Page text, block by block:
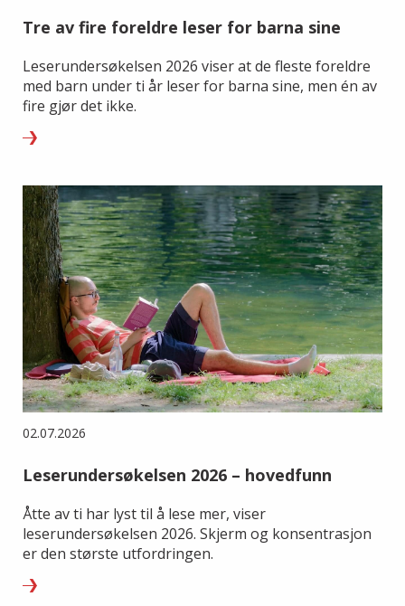
Tre av fire foreldre leser for barna sine
Leserundersøkelsen 2026 viser at de fleste foreldre
med barn under ti år leser for barna sine, men én av
fire gjør det ikke.
02.07.2026
Leserundersøkelsen 2026 – hovedfunn
Åtte av ti har lyst til å lese mer, viser
leserundersøkelsen 2026. Skjerm og konsentrasjon
er den største utfordringen.